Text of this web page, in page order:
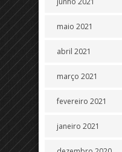
maio 2021
abril 2021
março 2021
fevereiro 2021
janeiro 2021